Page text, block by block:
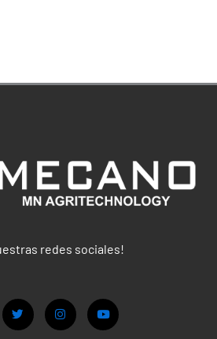
redes sociales!